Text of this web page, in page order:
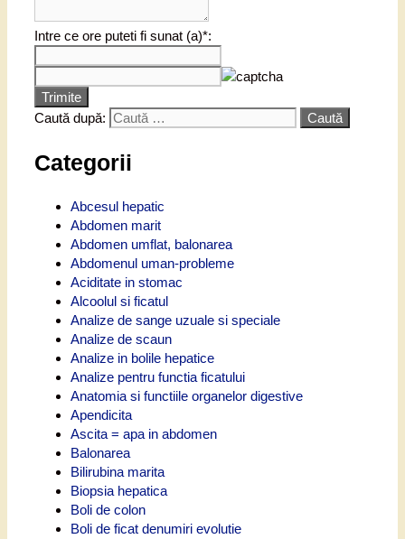
Intre ce ore puteti fi sunat (a)*:
Trimite
Caută după:
Categorii
Abcesul hepatic
Abdomen marit
Abdomen umflat, balonarea
Abdomenul uman-probleme
Aciditate in stomac
Alcoolul si ficatul
Analize de sange uzuale si speciale
Analize de scaun
Analize in bolile hepatice
Analize pentru functia ficatului
Anatomia si functiile organelor digestive
Apendicita
Ascita = apa in abdomen
Balonarea
Bilirubina marita
Biopsia hepatica
Boli de colon
Boli de ficat denumiri evolutie